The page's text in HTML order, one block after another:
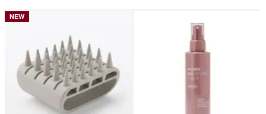
NEW